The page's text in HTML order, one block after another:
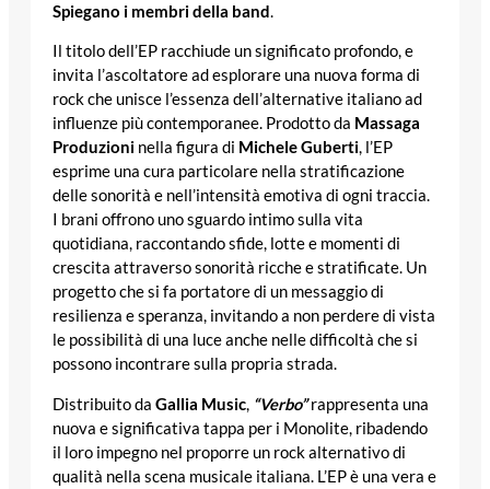
Spiegano i membri della band.
Il titolo dell’EP racchiude un significato profondo, e
invita l’ascoltatore ad esplorare una nuova forma di
rock che unisce l’essenza dell’alternative italiano ad
influenze più contemporanee. Prodotto da Massaga
Produzioni nella figura di Michele Guberti, l’EP
esprime una cura particolare nella stratificazione
delle sonorità e nell’intensità emotiva di ogni traccia.
I brani offrono uno sguardo intimo sulla vita
quotidiana, raccontando sfide, lotte e momenti di
crescita attraverso sonorità ricche e stratificate. Un
progetto che si fa portatore di un messaggio di
resilienza e speranza, invitando a non perdere di vista
le possibilità di una luce anche nelle difficoltà che si
possono incontrare sulla propria strada.
Distribuito da Gallia Music, “Verbo”rappresenta una
nuova e significativa tappa per i Monolite, ribadendo
il loro impegno nel proporre un rock alternativo di
qualità nella scena musicale italiana. L’EP è una vera e